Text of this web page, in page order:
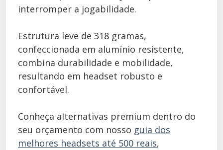
interromper a jogabilidade.
Estrutura leve de 318 gramas,
confeccionada em alumínio resistente,
combina durabilidade e mobilidade,
resultando em headset robusto e
confortável.
Conheça alternativas premium dentro do
seu orçamento com nosso guia dos
melhores headsets até 500 reais,